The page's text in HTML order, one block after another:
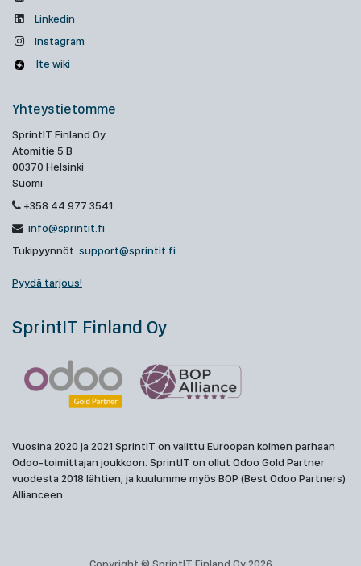
Linkedin
Instagram
Ite wiki
Yhteystietomme
SprintIT Finland Oy
Atomitie 5 B
00370 Helsinki
Suomi
+358 44 977 3541
info@sprintit.fi
Tukipyynnöt: support@sprintit.fi
Pyydä tarjous!
SprintIT Finland Oy
Vuosina 2020 ja 2021 SprintIT on valittu Euroopan kolmen parhaan
Odoo-toimittajan joukkoon. SprintIT on ollut Odoo Gold Partner
vuodesta 2018 lähtien, ja kuulumme myös BOP (Best Odoo Partners)
Allianceen.
Copyright © SprintIT Finland Oy 2026